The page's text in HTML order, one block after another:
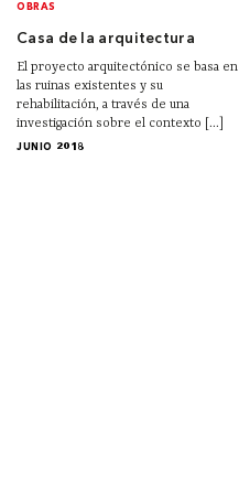
OBRAS
Casa de la arquitectura
El proyecto arquitectónico se basa en
las ruinas existentes y su
rehabilitación, a través de una
investigación sobre el contexto [...]
JUNIO 2018